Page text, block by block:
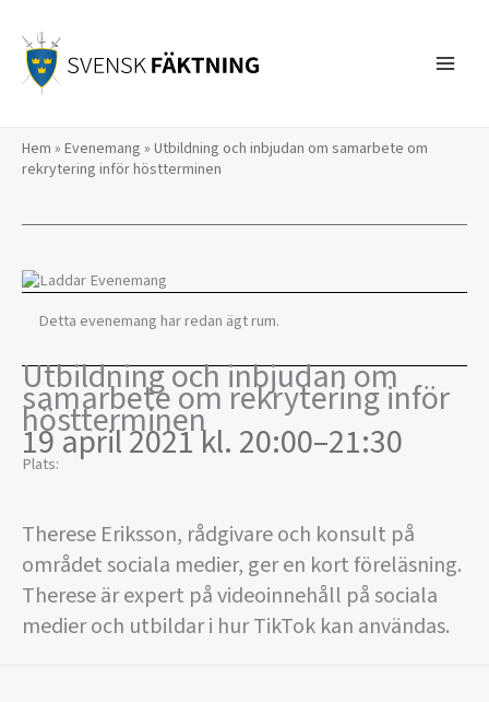
innehåll
Hem » Evenemang » Utbildning och inbjudan om samarbete om
rekrytering inför höstterminen
Detta evenemang har redan ägt rum.
Utbildning och inbjudan om
samarbete om rekrytering inför
höstterminen
19 april 2021 kl. 20:00–21:30
Plats:
Therese Eriksson, rådgivare och konsult på
området sociala medier, ger en kort föreläsning.
Therese är expert på videoinnehåll på sociala
medier och utbildar i hur TikTok kan användas.